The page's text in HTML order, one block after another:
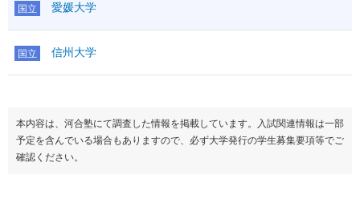
国立 愛媛大学
国立 信州大学
本内容は、河合塾にて調査した情報を掲載しています。入試関連情報は一部
予定を含んでいる場合もありますので、必ず大学発行の学生募集要項等でご
確認ください。